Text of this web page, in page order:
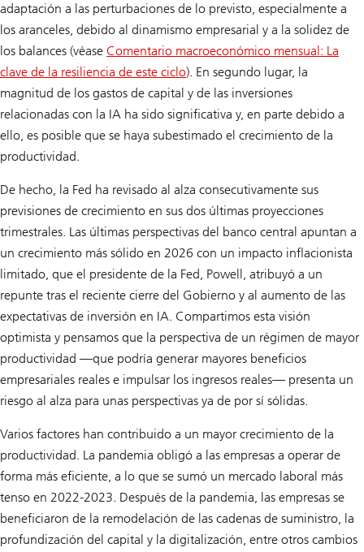
adaptación a las perturbaciones de lo previsto, especialmente a
los aranceles, debido al dinamismo empresarial y a la solidez de
los balances (véase Comentario macroeconómico mensual: La
clave de la resiliencia de este ciclo). En segundo lugar, la
magnitud de los gastos de capital y de las inversiones
relacionadas con la IA ha sido significativa y, en parte debido a
ello, es posible que se haya subestimado el crecimiento de la
productividad.
De hecho, la Fed ha revisado al alza consecutivamente sus
previsiones de crecimiento en sus dos últimas proyecciones
trimestrales. Las últimas perspectivas del banco central apuntan a
un crecimiento más sólido en 2026 con un impacto inflacionista
limitado, que el presidente de la Fed, Powell, atribuyó a un
repunte tras el reciente cierre del Gobierno y al aumento de las
expectativas de inversión en IA. Compartimos esta visión
optimista y pensamos que la perspectiva de un régimen de mayor
productividad —que podría generar mayores beneficios
empresariales reales e impulsar los ingresos reales— presenta un
riesgo al alza para unas perspectivas ya de por sí sólidas.
Varios factores han contribuido a un mayor crecimiento de la
productividad. La pandemia obligó a las empresas a operar de
forma más eficiente, a lo que se sumó un mercado laboral más
tenso en 2022-2023. Después de la pandemia, las empresas se
beneficiaron de la remodelación de las cadenas de suministro, la
profundización del capital y la digitalización, entre otros cambios